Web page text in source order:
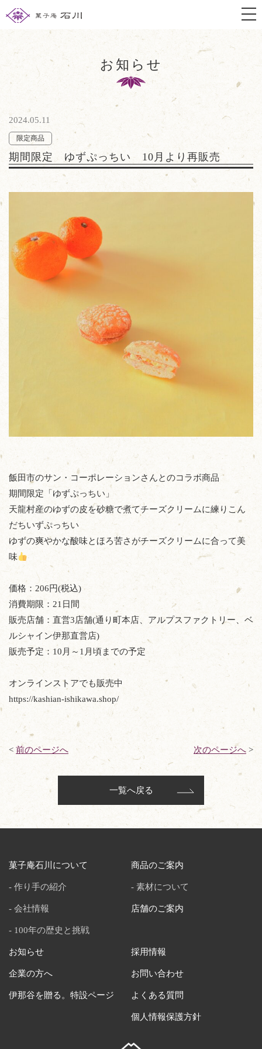
お知らせ
2024.05.11
限定商品
期間限定 ゆずぷっちい 10月より再販売
飯田市のサン・コーポレーションさんとのコラボ商品
期間限定「ゆずぷっちい」
天龍村産のゆずの皮を砂糖で煮てチーズクリームに練りこん
だちいずぷっちい
ゆずの爽やかな酸味とほろ苦さがチーズクリームに合って美
味
価格：206円(税込)
消費期限：21日間
販売店舗：直営3店舗(通り町本店、アルプスファクトリー、ベ
ルシャイン伊那直営店)
販売予定：10月～1月頃までの予定
オンラインストアでも販売中
https://kashian-ishikawa.shop/
< 前のページへ 次のページへ >
一覧へ戻る
菓子庵石川について
作り手の紹介
会社情報
100年の歴史と挑戦
商品のご案内
素材について
店舗のご案内
お知らせ
企業の方へ
伊那谷を贈る。特設ページ
採用情報
お問い合わせ
よくある質問
個人情報保護方針